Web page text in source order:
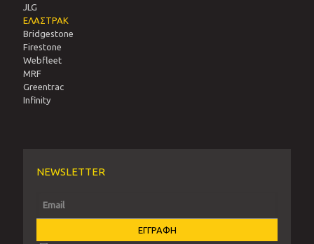
JLG
ΕΛΑΣΤΡΑΚ
Bridgestone
Firestone
Webfleet
MRF
Greentrac
Infinity
NEWSLETTER